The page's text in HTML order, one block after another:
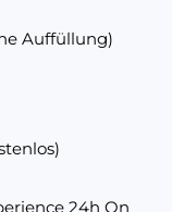
Auffüllung)
24h On